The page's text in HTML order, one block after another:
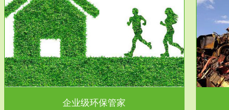
企业级环保管家
服务范围
固体危险废物处理
固体废物解释：固体废物是指人们在生产建设、
日常生活和其他活动中...